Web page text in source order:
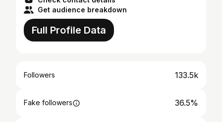
Get audience breakdown
Full Profile Data
Followers 133.5k
Fake followers 36.5%